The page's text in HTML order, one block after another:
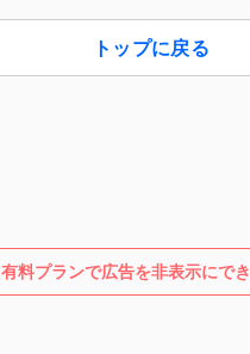
トップに戻る
有料プランで広告を非表示にでき